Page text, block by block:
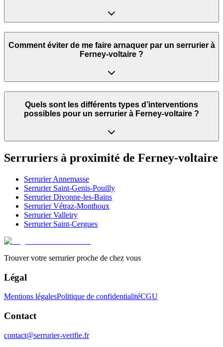
Comment éviter de me faire arnaquer par un serrurier à
Ferney-voltaire ?
Quels sont les différents types d’interventions
possibles pour un serrurier à Ferney-voltaire ?
Serruriers à proximité de Ferney-voltaire
SerrurierAnnemasse
Serrurier Saint-Genis-Pouilly
SerrurierDivonne-les-Bains
SerrurierVétraz-Monthoux
SerrurierValleiry
Serrurier Saint-Cergues
Trouver votre serrurier proche de chez vous
Légal
Mentions légalesPolitique de confidentialitéCGU
Contact
contact@serrurier-verifie.fr